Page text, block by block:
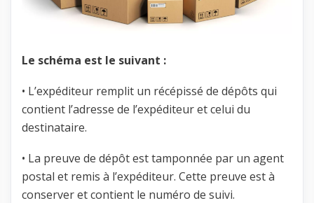
Le schéma est le suivant :
• L’expéditeur remplit un récépissé de dépôts qui
contient l’adresse de l’expéditeur et celui du
destinataire.
• La preuve de dépôt est tamponnée par un agent
postal et remis à l’expéditeur. Cette preuve est à
conserver et contient le numéro de suivi.